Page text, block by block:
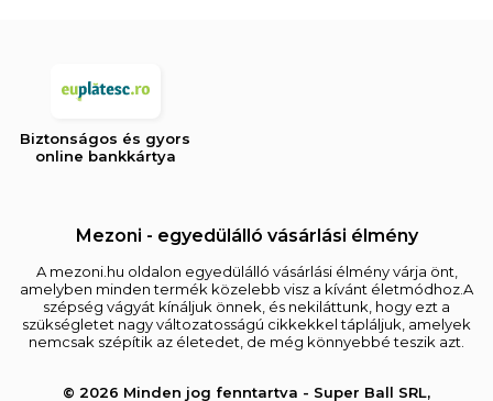
Biztonságos és gyors
online bankkártya
Mezoni - egyedülálló vásárlási élmény
A mezoni.hu oldalon egyedülálló vásárlási élmény várja önt,
amelyben minden termék közelebb visz a kívánt életmódhoz.A
szépség vágyát kínáljuk önnek, és nekiláttunk, hogy ezt a
szükségletet nagy változatosságú cikkekkel tápláljuk, amelyek
nemcsak szépítik az életedet, de még könnyebbé teszik azt.
© 2026 Minden jog fenntartva - Super Ball SRL,